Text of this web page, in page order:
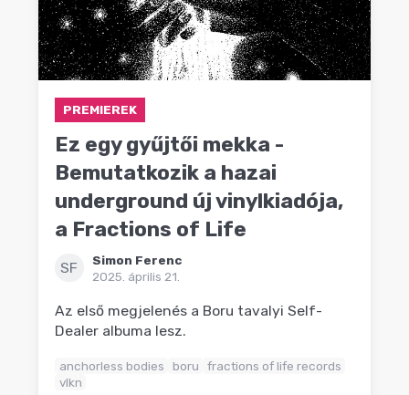
PREMIEREK
Ez egy gyűjtői mekka -
Bemutatkozik a hazai
underground új vinylkiadója,
a Fractions of Life
SF
Simon Ferenc
2025. április 21.
Az első megjelenés a Boru tavalyi Self-
Dealer albuma lesz.
anchorless bodies boru
fractions of life records
vlkn